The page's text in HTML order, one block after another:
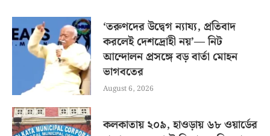
‘তরুণদের উদ্বেগ ন্যায্য, প্রতিবাদ
করলেই দেশদ্রোহী নয়’— নিট
আন্দোলন প্রসঙ্গে বড় বার্তা মোহন
ভাগবতের
August 6, 2026
কলকাতায় ২০৯, হাওড়ায় ৬৮ ওয়ার্ডের